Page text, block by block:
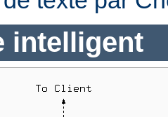
intelligent